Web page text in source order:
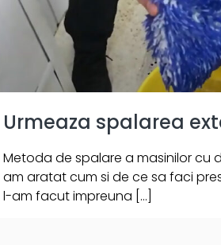
Urmeaza spalarea
Metoda de spalare a masinilor cu
am aratat cum si de ce sa faci
l-am facut impreuna […]